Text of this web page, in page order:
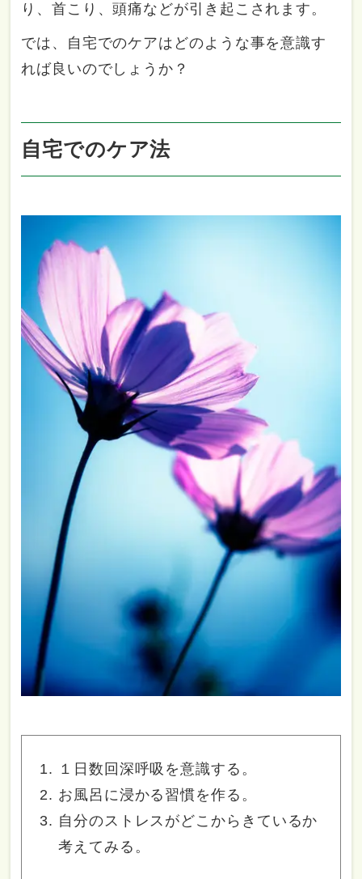
り、首こり、頭痛などが引き起こされます。
では、自宅でのケアはどのような事を意識す
れば良いのでしょうか？
自宅でのケア法
１日数回深呼吸を意識する。
お風呂に浸かる習慣を作る。
自分のストレスがどこからきているか
考えてみる。